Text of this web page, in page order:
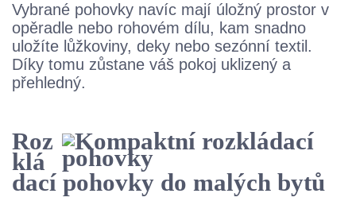
Vybrané pohovky navíc mají úložný prostor v
opěradle nebo rohovém dílu, kam snadno
uložíte lůžkoviny, deky nebo sezónní textil.
Díky tomu zůstane váš pokoj uklizený a
přehledný.
Roz
klá
dací pohovky do malých bytů